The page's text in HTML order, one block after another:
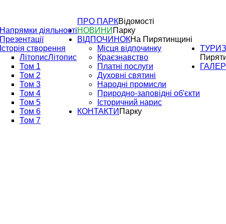
ПРО ПАРКВідомості
Напрямки діяльності
Презентації
Історія створення
Літопис
Літопис
Том 1
Том 2
Том 3
Том 4
Том 5
Том 6
Том 7
НОВИНИ Парку
ВІДПОЧИНОКНа Пирятинщині
Місця відпочинку
Краєзнавство
Платні послуги
Духовні святині
Народні промисли
Природно-заповідні об'єкти
Історичний нарис
КОНТАКТИ Парку